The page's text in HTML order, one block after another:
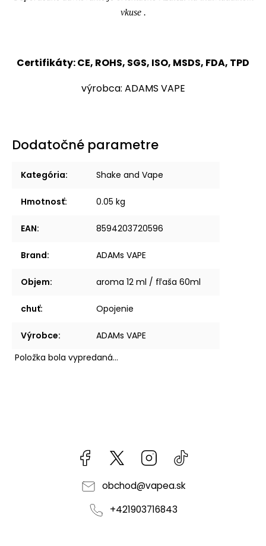
vkuse .
Certifikáty: CE, ROHS, SGS, ISO, MSDS, FDA, TPD
výrobca: ADAMS VAPE
Dodatočné parametre
Kategória: Shake and Vape
Hmotnosť: 0.05 kg
EAN: 8594203720596
Brand: ADAMs VAPE
Objem: aroma 12 ml / fľaša 60ml
chuť: Opojenie
Výrobce:
ADAMs VAPE
Položka bola vypredaná…
Facebook kzifcak85131Instagram
obchod@vapea.sk
+421903716843